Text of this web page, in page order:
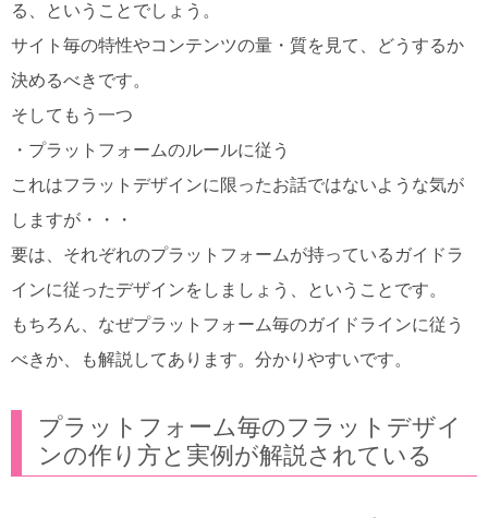
る、ということでしょう。
サイト毎の特性やコンテンツの量・質を見て、どうするか
決めるべきです。
そしてもう一つ
・プラットフォームのルールに従う
これはフラットデザインに限ったお話ではないような気が
しますが・・・
要は、それぞれのプラットフォームが持っているガイドラ
インに従ったデザインをしましょう、ということです。
もちろん、なぜプラットフォーム毎のガイドラインに従う
べきか、も解説してあります。分かりやすいです。
プラットフォーム毎のフラットデザイ
ンの作り方と実例が解説されている